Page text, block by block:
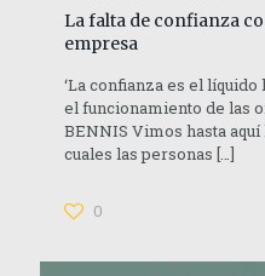
La falta de confianza
empresa
‘La confianza es el
el funcionamiento de las
BENNIS Vimos hasta
cuales las personas […]
0